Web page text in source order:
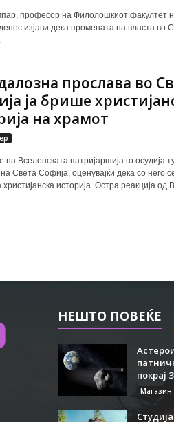
професор на Филолошкиот факултет
изјави дека промената на власта во
прослава во
ја брише
на храмот
на Вселенската патријаршија го осудија
Света Софија, оценувајќи дека со него
христијанска историја. Остра реакција од
НЕШТО ПОВЕЌЕ
покрај
Магазин